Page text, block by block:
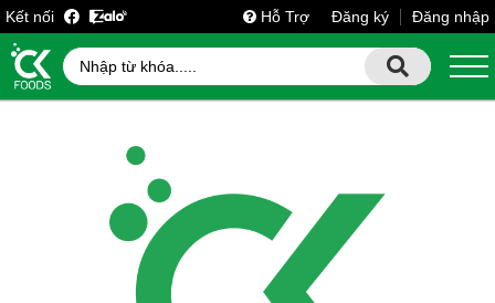
Kết nối Hỗ Trợ Đăng ký Đăng nhập